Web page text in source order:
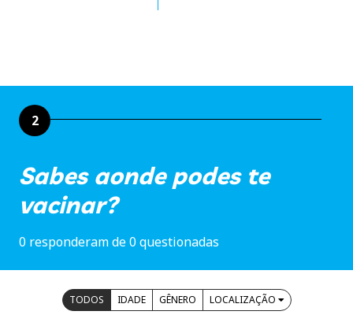
2
Sabes aonde podes te
vacinar?
0 responderam de 0 questionadas
TODOS IDADE GÊNERO LOCALIZAÇÃO